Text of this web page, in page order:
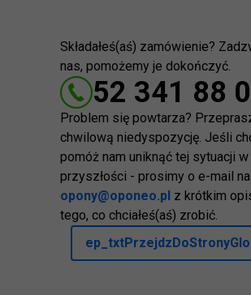
Składałeś(aś) zamówienie?
nas, pomożemy je dokończyć.
52 341 88
Problem się powtarza?
chwilową niedyspozycję. Jeśli
pomóż nam uniknąć tej sytuacji w
przyszłości - prosimy o e-mail
opony@oponeo.pl z krótkim
tego, co chciałeś(aś) zrobić.